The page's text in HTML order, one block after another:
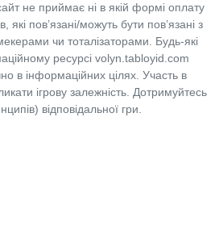
не приймає ні в якій формі оплату
які пов’язані/можуть бути пов’язані з
чи тоталізаторами. Будь-які
ресурсі volyn.tabloyid.com
в інформаційних цілях. Участь в
ігрову залежність. Дотримуйтесь
відповідальної гри.